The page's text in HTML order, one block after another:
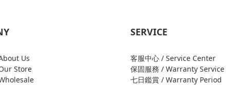
Us
Store
SERVICE
客服中心 / Service Center
保固服務 / Warranty Service
七日鑑賞 / Warranty Period